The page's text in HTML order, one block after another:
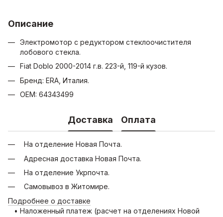
Описание
Электромотор с редуктором стеклоочистителя
лобового стекла.
Fiat Doblo 2000-2014 г.в. 223-й, 119-й кузов.
Бренд: ERA, Италия.
OEM: 64343499
Доставка Оплата
На отделение Новая Почта.
Адресная доставка Новая Почта.
На отделение Укрпочта.
Самовывоз в Житомире.
Подробнее о доставке
• Наложенный платеж (расчет на отделениях Новой